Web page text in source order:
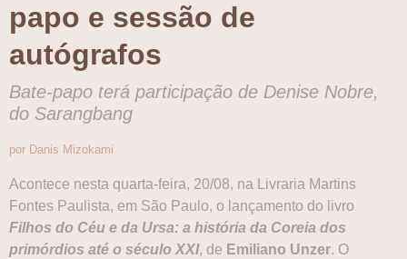
papo e sessão de
autógrafos
Bate-papo terá participação de Denise Nobre,
do Sarangbang
por Danis Mizokami
Acontece nesta quarta-feira, 20/08, na Livraria Martins
Fontes Paulista, em São Paulo, o lançamento do livro
Filhos do Céu e da Ursa: a história da Coreia dos
primórdios até o século XXI, de Emiliano Unzer. O